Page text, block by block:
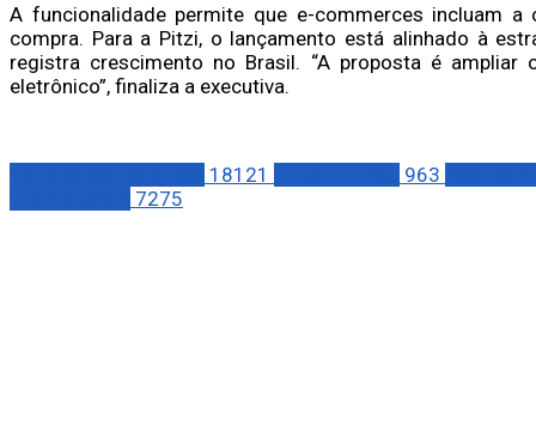
A funcionalidade permite que e-commerces incluam
compra. Para a Pitzi, o lançamento está alinhado à
registra crescimento no Brasil. “A proposta é
eletrônico”, finaliza a executiva.
18121 963
7275